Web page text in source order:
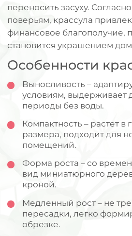
переносить засуху.
поверьям, крассула
финансовое благополучие,
становится украшением
Особенности
Выносливость –
условиям, выдерживает
периоды без воды.
Компактность – растет в
размера, подходит для
помещений.
Форма роста – со
вид миниатюрного
кроной.
Медленный рост – не
пересадки, легко
обрезке.